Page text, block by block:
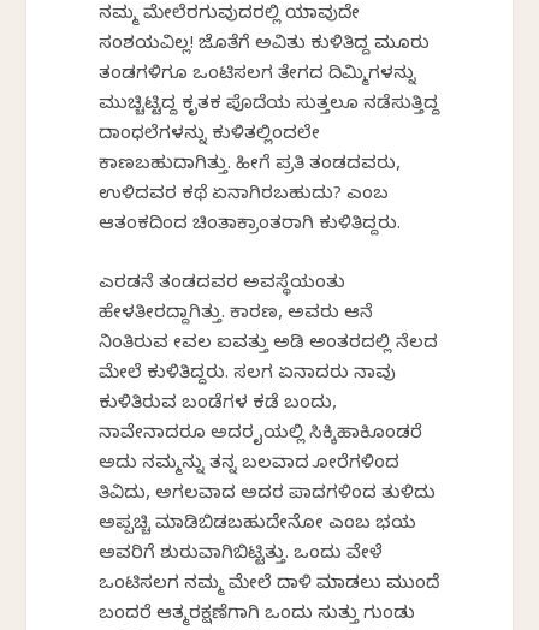
ನಮ್ಮ ಮೇಲೆರಗುವುದರಲ್ಲಿ ಯಾವುದೇ
ಸಂಶಯವಿಲ್ಲ! ಜೊತೆಗೆ ಅವಿತು ಕುಳಿತಿದ್ದ ಮೂರು
ತಂಡಗಳಿಗೂ ಒಂಟಿಸಲಗ ತೇಗದ ದಿಮ್ಮಿಗಳನ್ನು
ಮುಚ್ಚಿಟ್ಟಿದ್ದ ಕೃತಕ ಪೊದೆಯ ಸುತ್ತಲೂ ನಡೆಸುತ್ತಿದ್ದ
ದಾಂಧಲೆಗಳನ್ನು ಕುಳಿತಲ್ಲಿಂದಲೇ
ಕಾಣಬಹುದಾಗಿತ್ತು. ಹೀಗೆ ಪ್ರತಿ ತಂಡದವರು,
ಉಳಿದವರ ಕಥೆ ಏನಾಗಿರಬಹುದು? ಎಂಬ
ಆತಂಕದಿಂದ ಚಿಂತಾಕ್ರಾಂತರಾಗಿ ಕುಳಿತಿದ್ದರು.
ಎರಡನೆ ತಂಡದವರ ಅವಸ್ಥೆಯಂತು
ಹೇಳತೀರದ್ದಾಗಿತ್ತು. ಕಾರಣ, ಅವರು ಆನೆ
ನಿಂತಿರುವ ಕೇವಲ ಐವತ್ತು ಅಡಿ ಅಂತರದಲ್ಲಿ ನೆಲದ
ಮೇಲೆ ಕುಳಿತಿದ್ದರು. ಸಲಗ ಏನಾದರು ನಾವು
ಕುಳಿತಿರುವ ಬಂಡೆಗಳ ಕಡೆ ಬಂದು,
ನಾವೇನಾದರೂ ಅದರ ಕೈಯಲ್ಲಿ ಸಿಕ್ಕಿಹಾಕಿಕೊಂಡರೆ
ಅದು ನಮ್ಮನ್ನು ತನ್ನ ಬಲವಾದ ಕೋರೆಗಳಿಂದ
ತಿವಿದು, ಅಗಲವಾದ ಅದರ ಪಾದಗಳಿಂದ ತುಳಿದು
ಅಪ್ಪಚ್ಚಿ ಮಾಡಿಬಿಡಬಹುದೇನೋ ಎಂಬ ಭಯ
ಅವರಿಗೆ ಶುರುವಾಗಿಬಿಟ್ಟಿತ್ತು. ಒಂದು ವೇಳೆ
ಒಂಟಿಸಲಗ ನಮ್ಮ ಮೇಲೆ ದಾಳಿ ಮಾಡಲು ಮುಂದೆ
ಬಂದರೆ ಆತ್ಮರಕ್ಷಣೆಗಾಗಿ ಒಂದು ಸುತ್ತು ಗುಂಡು